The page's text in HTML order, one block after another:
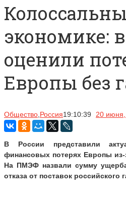
экономике:
оценили
Европы без
Общество Россия19:10:39 20
В России представили
финансовых потерях Европы из-
На ПМЭФ назвали сумму
отказа от поставок российского